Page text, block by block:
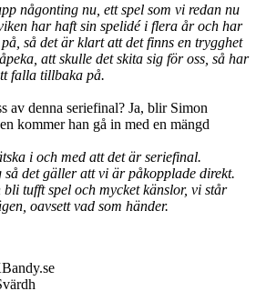
någonting nu, ett spel som vi redan nu
har haft sin spelidé i flera år och har
så det är klart att det finns en trygghet
att skulle det skita sig för oss, så har
falla tillbaka på.
av denna seriefinal? Ja, blir Simon
kommer han gå in med en mängd
i och med att det är seriefinal.
så det gäller att vi är påkopplade direkt.
tufft spel och mycket känslor, vi står
oavsett vad som händer.